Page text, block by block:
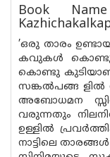
Book
’ഒരു താരം
കവുകൾ
കൊണ്ടു
സങ്കൽപങ്ങ ളിൽ
അബോധമന
വരുന്നതും
ഉള്ളിൽ
നാട്ടിലെ